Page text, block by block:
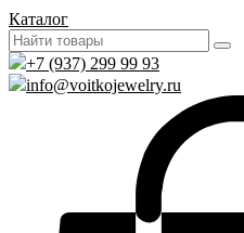
Каталог
+7 (937) 299 99 93
info@voitkojewelry.ru